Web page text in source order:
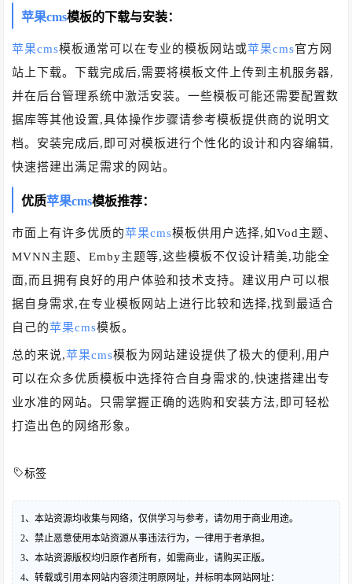
苹果cms模板的下载与安装：
苹果cms模板通常可以在专业的模板网站或苹果cms官方网
站上下载。下载完成后,需要将模板文件上传到主机服务器,
并在后台管理系统中激活安装。一些模板可能还需要配置数
据库等其他设置,具体操作步骤请参考模板提供商的说明文
档。安装完成后,即可对模板进行个性化的设计和内容编辑,
快速搭建出满足需求的网站。
优质苹果cms模板推荐：
市面上有许多优质的苹果cms模板供用户选择,如Vod主题、
MVNN主题、Emby主题等,这些模板不仅设计精美,功能全
面,而且拥有良好的用户体验和技术支持。建议用户可以根
据自身需求,在专业模板网站上进行比较和选择,找到最适合
自己的苹果cms模板。
总的来说,苹果cms模板为网站建设提供了极大的便利,用户
可以在众多优质模板中选择符合自身需求的,快速搭建出专
业水准的网站。只需掌握正确的选购和安装方法,即可轻松
打造出色的网络形象。
标签
1、本站资源均收集与网络，仅供学习与参考，请勿用于商业用途。
2、禁止恶意使用本站资源从事违法行为，一律用于者承担。
3、本站资源版权均归原作者所有，如需商业，请购买正版。
4、转载或引用本网站内容须注明原网址，并标明本网站网址：